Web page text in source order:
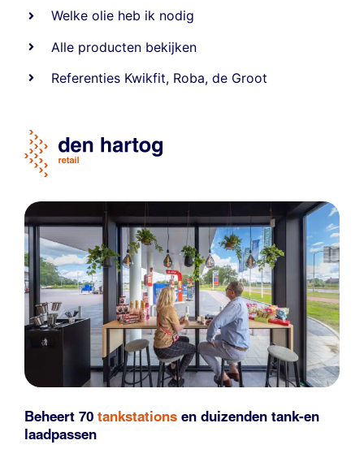
Welke olie heb ik nodig
Alle producten bekijken
Referenties Kwikfit, Roba,de Groot
Beheert 70 tankstations en duizenden tank-en
laadpassen